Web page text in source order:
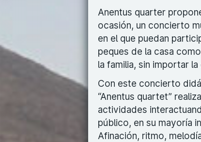
Anentus quarter
ocasión, un concierto
en el que puedan
peques de la casa
la familia, sin importar la
Con este concierto
“Anentus quartet”
actividades
público, en su mayoría
Afinación, ritmo,